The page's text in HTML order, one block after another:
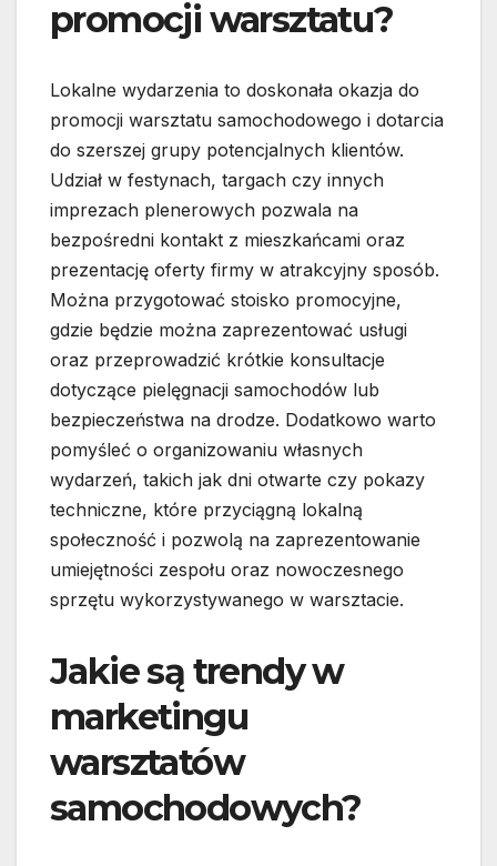
promocji warsztatu?
Lokalne wydarzenia to doskonała okazja do
promocji warsztatu samochodowego i dotarcia
do szerszej grupy potencjalnych klientów.
Udział w festynach, targach czy innych
imprezach plenerowych pozwala na
bezpośredni kontakt z mieszkańcami oraz
prezentację oferty firmy w atrakcyjny sposób.
Można przygotować stoisko promocyjne,
gdzie będzie można zaprezentować usługi
oraz przeprowadzić krótkie konsultacje
dotyczące pielęgnacji samochodów lub
bezpieczeństwa na drodze. Dodatkowo warto
pomyśleć o organizowaniu własnych
wydarzeń, takich jak dni otwarte czy pokazy
techniczne, które przyciągną lokalną
społeczność i pozwolą na zaprezentowanie
umiejętności zespołu oraz nowoczesnego
sprzętu wykorzystywanego w warsztacie.
Jakie są trendy w
marketingu
warsztatów
samochodowych?